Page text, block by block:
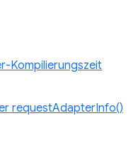
Kompilierungszeit
requestAdapterInfo()